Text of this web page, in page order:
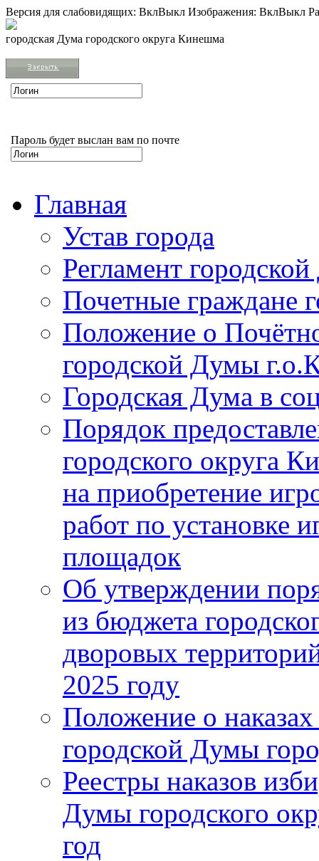
Версия для слабовидящих: ВклВыкл Изображения: ВклВыкл
городская Дума городского округа Кинешма
Пароль будет выслан вам по почте
Главная
Устав города
Регламент
Почетные граждане
Положение о
городской Думы
Городская Дума в
Порядок
городского округа
на приобретение
работ по установке
площадок
Об утверждении
из бюджета
дворовых
2025 году
Положение о
городской Думы
Реестры наказов
Думы городского
год